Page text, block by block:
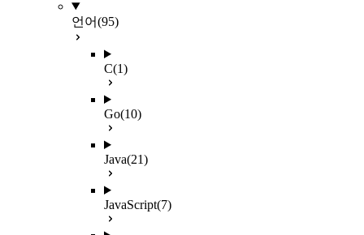
언어(95)
C(1)
Go(10)
Java(21)
JavaScript(7)